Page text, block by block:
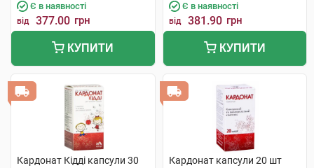
Є в наявності
від 377.00 грн
КУПИТИ
Є в наявності
від 381.90 грн
КУПИТИ
Кардонат Кідді капсули 30
Кардонат капсули 20 шт